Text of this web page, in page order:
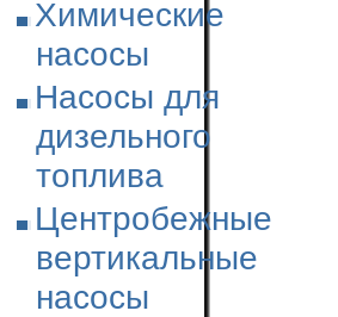
Химические
насосы
Насосы для
дизельного
топлива
Центробежные
вертикальные
насосы